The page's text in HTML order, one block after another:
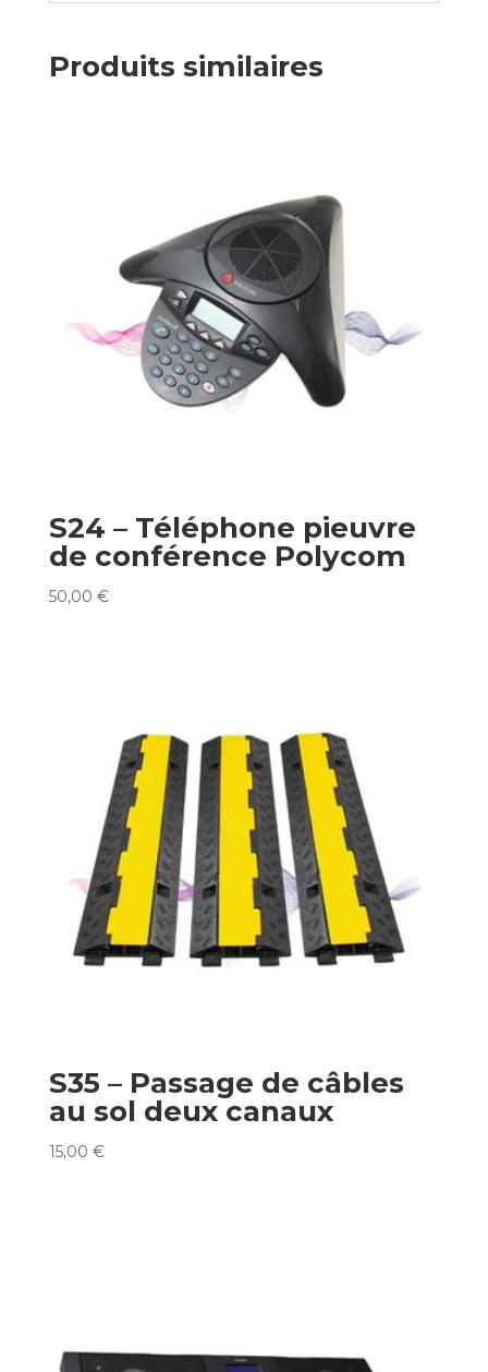
Produits similaires
S24 – Téléphone pieuvre
de conférence Polycom
50,00 €
S35 – Passage de câbles
au sol deux canaux
15,00 €